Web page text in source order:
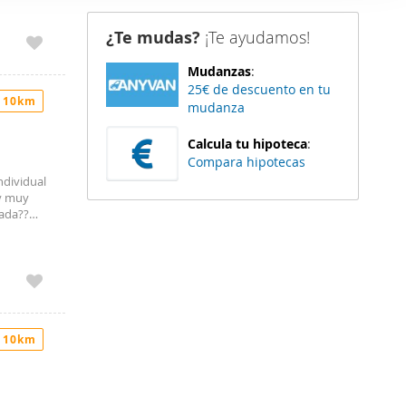
funciones
del
del uso
muy
con
¿Te mudas? ¡Te ayudamos!
Mudanzas:
25€ de descuento en tu
mudanza
Calcula tu hipoteca:
Compara hipotecas